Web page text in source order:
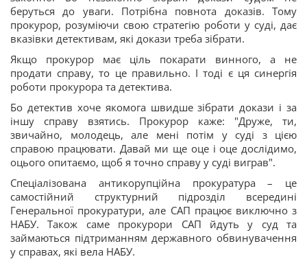
беруться до уваги. Потрібна повнота доказів. Тому
прокурор, розуміючи свою стратегію роботи у суді, дає
вказівки детективам, які докази треба зібрати.
Якщо прокурор має ціль покарати винного, а не
продати справу, то це правильно. І тоді є ця синергія
роботи прокурора та детектива.
Бо детектив хоче якомога швидше зібрати докази і за
іншу справу взятись. Прокурор каже: "Друже, ти,
звичайно, молодець, але мені потім у суді з цією
справою працювати. Давай ми ще оце і оце дослідимо,
оцього опитаємо, щоб я точно справу у суді виграв".
Спеціалізована антикорупційна прокуратура – це
самостійний структурний підрозділ всередині
Генеральної прокуратури, але САП працює виключно з
НАБУ. Також саме прокурори САП йдуть у суд та
займаються підтриманням державного обвинувачення
у справах, які вела НАБУ.